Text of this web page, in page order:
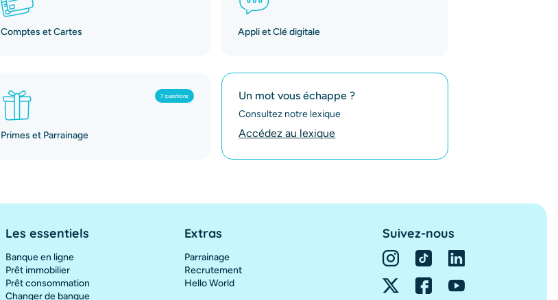
Comptes et Cartes Appli et Clé digitale
7 questions
Primes et Parrainage
Un mot vous échappe ?
Consultez notre lexique
Accédez au lexique
Les essentiels
Banque en ligne
Prêt immobilier
Prêt consommation
Changer de banque
Extras
Parrainage
Recrutement
Hello World
Suivez-nous